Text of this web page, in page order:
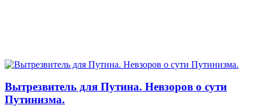
Вытрезвитель для Путина. Невзоров о сути
Путинизма.